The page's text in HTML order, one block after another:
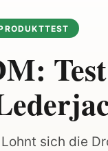
sich die